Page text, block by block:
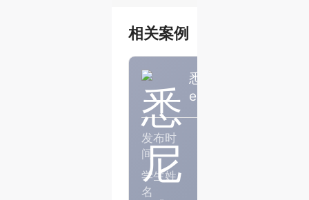
相关案例
悉尼大学计算机科
er一枚
发布时
间
学生姓
名